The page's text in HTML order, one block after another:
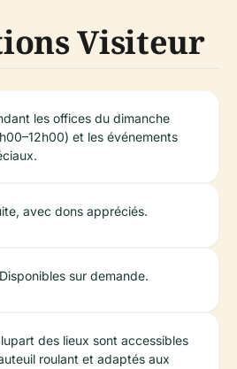
Visiteur
les offices du dimanche
et les événements
avec dons appréciés.
Disponibles sur demande.
des lieux sont accessibles
roulant et adaptés aux